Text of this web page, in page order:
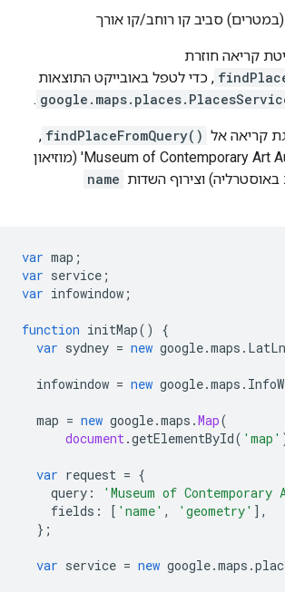
(במטרים) סביב קו רוחב/קו אורך
קריאה חוזרת
, כדי לטפל באובייקט התוצאות
.
קריאה אל findPlaceFromQuery()
,
חיפוש של 'Museum of Contemporary Art Australia' (מוזיאון
וצירוף השדות name
var map ;
var service ;
var infowindow ;
function initMap()
{
var sydney = new google.maps .
infowindow = new google.maps .
map = new google.maps .Map(
document.getElementById( 'map'
var request = {
query : 'Museum of
fields : [ 'name' , 'geometry' ],
};
var service = new google.maps .